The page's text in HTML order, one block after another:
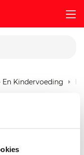
En Kindervoeding